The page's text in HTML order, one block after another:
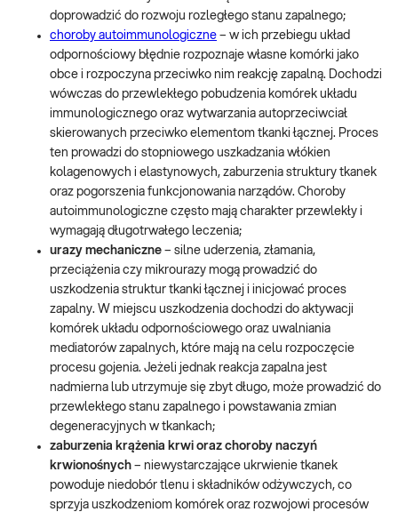
doprowadzić do rozwoju rozległego stanu zapalnego;
choroby autoimmunologiczne – w ich przebiegu układ
odpornościowy błędnie rozpoznaje własne komórki jako
obce i rozpoczyna przeciwko nim reakcję zapalną. Dochodzi
wówczas do przewlekłego pobudzenia komórek układu
immunologicznego oraz wytwarzania autoprzeciwciał
skierowanych przeciwko elementom tkanki łącznej. Proces
ten prowadzi do stopniowego uszkadzania włókien
kolagenowych i elastynowych, zaburzenia struktury tkanek
oraz pogorszenia funkcjonowania narządów. Choroby
autoimmunologiczne często mają charakter przewlekły i
wymagają długotrwałego leczenia;
urazy mechaniczne – silne uderzenia, złamania,
przeciążenia czy mikrourazy mogą prowadzić do
uszkodzenia struktur tkanki łącznej i inicjować proces
zapalny. W miejscu uszkodzenia dochodzi do aktywacji
komórek układu odpornościowego oraz uwalniania
mediatorów zapalnych, które mają na celu rozpoczęcie
procesu gojenia. Jeżeli jednak reakcja zapalna jest
nadmierna lub utrzymuje się zbyt długo, może prowadzić do
przewlekłego stanu zapalnego i powstawania zmian
degeneracyjnych w tkankach;
zaburzenia krążenia krwi oraz choroby naczyń
krwionośnych – niewystarczające ukrwienie tkanek
powoduje niedobór tlenu i składników odżywczych, co
sprzyja uszkodzeniom komórek oraz rozwojowi procesów